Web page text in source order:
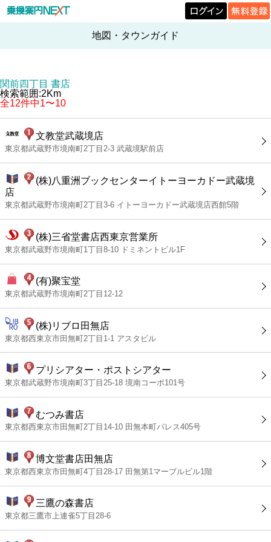
地図・タウンガイド
関前四丁目 書店
検索範囲:2Km
全12件中1〜10
文教堂武蔵境店
東京都武蔵野市境南町2丁目2-3 武蔵境駅前店
(株)八重洲ブックセンターイトーヨーカドー武蔵境
店
東京都武蔵野市境南町2丁目3-6 イトーヨーカドー武蔵境店西館5階
(株)三省堂書店西東京営業所
東京都武蔵野市境南町1丁目8-10 ドミネントビル1F
(有)聚宝堂
東京都武蔵野市境南町2丁目12-12
(株)リブロ田無店
東京都西東京市田無町2丁目1-1 アスタビル
プリシアター・ポストシアター
東京都武蔵野市境南町3丁目25-18 境南コーポ101号
むつみ書店
東京都西東京市田無町2丁目14-10 田無本町パレス405号
博文堂書店田無店
東京都西東京市田無町4丁目28-17 田無第1マーブルビル1階
三鷹の森書店
東京都三鷹市上連雀5丁目28-6